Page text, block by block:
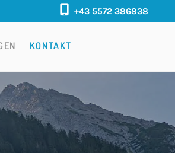
 +43 5572 386838
KONTAKT